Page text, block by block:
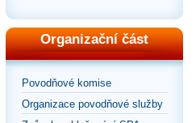
Organizační část
Povodňové komise
Organizace povodňové služby